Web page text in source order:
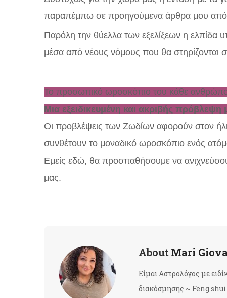
παραπέμπω σε προηγούμενα άρθρα μου από
Παρόλη την θύελλα των εξελίξεων η ελπίδα
μέσα από νέους νόμους που θα στηρίζονται
Το προσωπικό ωροσκόπιο του κάθε
Μια εξειδικευμένη και ακριβής
Οι προβλέψεις των Ζωδίων αφορούν στον
συνθέτουν το μοναδικό ωροσκόπιο ενός
Εμείς εδώ, θα προσπαθήσουμε να
μας.
AboutMari Giova
Είμαι Αστρολόγος με
διακόσμησης ~ Feng shui